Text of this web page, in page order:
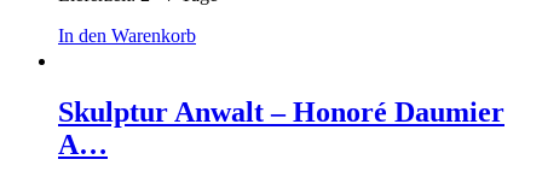
In den Warenkorb
Skulptur Anwalt – Honoré Daumier
A…